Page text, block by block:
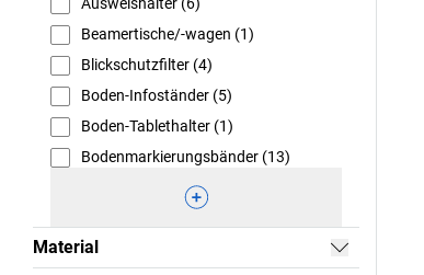
Ausweishalter (6)
Beamertische/-wagen (1)
Blickschutzfilter (4)
Boden-Infoständer (5)
Boden-Tablethalter (1)
Bodenmarkierungsbänder (13)
Material